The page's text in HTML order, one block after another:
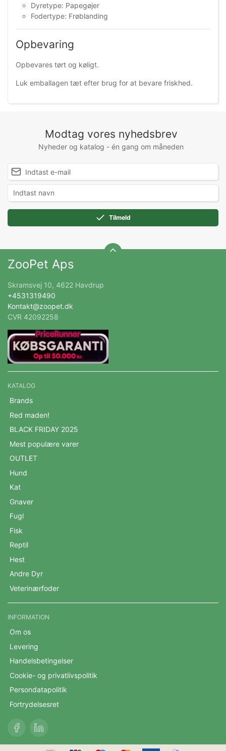
Dyretype: Papegøjer
Fodertype: Frøblanding
Opbevaring
Opbevares tørt og køligt.
Luk emballagen tæt efter brug for at bevare friskhed.
Modtag vores nyhedsbrev
Nyheder og katalog - én gang om måneden
Tilmeld
ZooPet Aps
Skramsvej 10, 4622 Havdrup
+4531319490
Kontakt@zoopet.dk
CVR 42092258
KATALOG
Brands
Red maden!
BLACK FRIDAY 2025
Mest populære varer
OUTLET
Hund
Kat
Gnaver
Fugl
Fisk
Reptil
Hest
Andre Dyr
Veterinærfoder
INFORMATION
Om os
Levering
Handelsbetingelser
Cookie- og privatlivspolitik
Persondatapolitik
Fortrydelsesret